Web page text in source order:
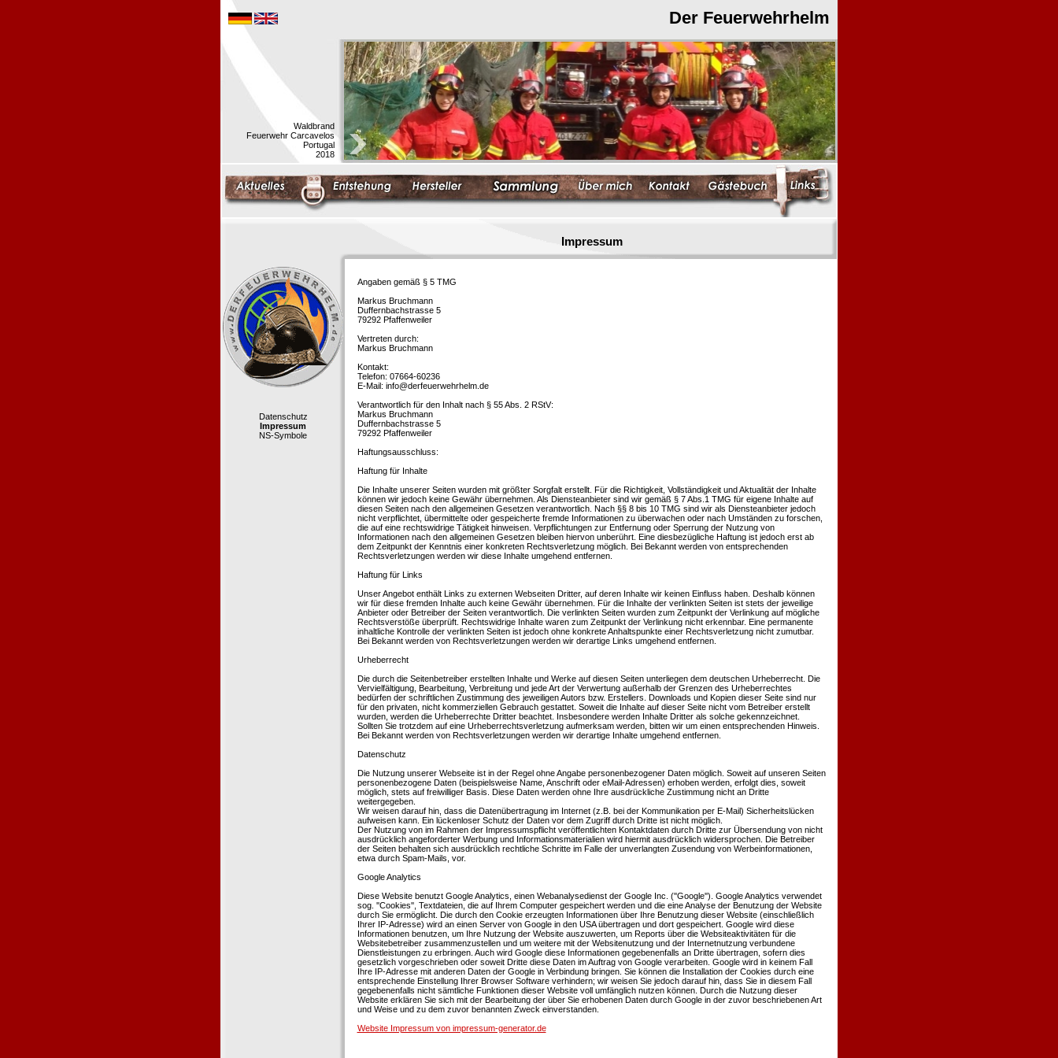
Der Feuerwehrhelm
Waldbrand
Feuerwehr Carcavelos
Portugal
2018
Impressum
Datenschutz
Impressum
NS-Symbole
Angaben gemäß § 5 TMG
Markus Bruchmann
Duffernbachstrasse 5
79292 Pfaffenweiler
Vertreten durch:
Markus Bruchmann
Kontakt:
Telefon: 07664-60236
E-Mail: info@derfeuerwehrhelm.de
Verantwortlich für den Inhalt nach § 55 Abs. 2 RStV:
Markus Bruchmann
Duffernbachstrasse 5
79292 Pfaffenweiler
Haftungsausschluss:
Haftung für Inhalte
Die Inhalte unserer Seiten wurden mit größter Sorgfalt erstellt. Für die Richtigkeit, Vollständigkeit und Aktualität der Inhalte
können wir jedoch keine Gewähr übernehmen. Als Diensteanbieter sind wir gemäß § 7 Abs.1 TMG für eigene Inhalte auf
diesen Seiten nach den allgemeinen Gesetzen verantwortlich. Nach §§ 8 bis 10 TMG sind wir als Diensteanbieter jedoch
nicht verpflichtet, übermittelte oder gespeicherte fremde Informationen zu überwachen oder nach Umständen zu forschen,
die auf eine rechtswidrige Tätigkeit hinweisen. Verpflichtungen zur Entfernung oder Sperrung der Nutzung von
Informationen nach den allgemeinen Gesetzen bleiben hiervon unberührt. Eine diesbezügliche Haftung ist jedoch erst ab
dem Zeitpunkt der Kenntnis einer konkreten Rechtsverletzung möglich. Bei Bekannt werden von entsprechenden
Rechtsverletzungen werden wir diese Inhalte umgehend entfernen.
Haftung für Links
Unser Angebot enthält Links zu externen Webseiten Dritter, auf deren Inhalte wir keinen Einfluss haben. Deshalb können
wir für diese fremden Inhalte auch keine Gewähr übernehmen. Für die Inhalte der verlinkten Seiten ist stets der jeweilige
Anbieter oder Betreiber der Seiten verantwortlich. Die verlinkten Seiten wurden zum Zeitpunkt der Verlinkung auf mögliche
Rechtsverstöße überprüft. Rechtswidrige Inhalte waren zum Zeitpunkt der Verlinkung nicht erkennbar. Eine permanente
inhaltliche Kontrolle der verlinkten Seiten ist jedoch ohne konkrete Anhaltspunkte einer Rechtsverletzung nicht zumutbar.
Bei Bekannt werden von Rechtsverletzungen werden wir derartige Links umgehend entfernen.
Urheberrecht
Die durch die Seitenbetreiber erstellten Inhalte und Werke auf diesen Seiten unterliegen dem deutschen Urheberrecht. Die
Vervielfältigung, Bearbeitung, Verbreitung und jede Art der Verwertung außerhalb der Grenzen des Urheberrechtes
bedürfen der schriftlichen Zustimmung des jeweiligen Autors bzw. Erstellers. Downloads und Kopien dieser Seite sind nur
für den privaten, nicht kommerziellen Gebrauch gestattet. Soweit die Inhalte auf dieser Seite nicht vom Betreiber erstellt
wurden, werden die Urheberrechte Dritter beachtet. Insbesondere werden Inhalte Dritter als solche gekennzeichnet.
Sollten Sie trotzdem auf eine Urheberrechtsverletzung aufmerksam werden, bitten wir um einen entsprechenden Hinweis.
Bei Bekannt werden von Rechtsverletzungen werden wir derartige Inhalte umgehend entfernen.
Datenschutz
Die Nutzung unserer Webseite ist in der Regel ohne Angabe personenbezogener Daten möglich. Soweit auf unseren Seiten
personenbezogene Daten (beispielsweise Name, Anschrift oder eMail-Adressen) erhoben werden, erfolgt dies, soweit
möglich, stets auf freiwilliger Basis. Diese Daten werden ohne Ihre ausdrückliche Zustimmung nicht an Dritte
weitergegeben.
Wir weisen darauf hin, dass die Datenübertragung im Internet (z.B. bei der Kommunikation per E-Mail) Sicherheitslücken
aufweisen kann. Ein lückenloser Schutz der Daten vor dem Zugriff durch Dritte ist nicht möglich.
Der Nutzung von im Rahmen der Impressumspflicht veröffentlichten Kontaktdaten durch Dritte zur Übersendung von nicht
ausdrücklich angeforderter Werbung und Informationsmaterialien wird hiermit ausdrücklich widersprochen. Die Betreiber
der Seiten behalten sich ausdrücklich rechtliche Schritte im Falle der unverlangten Zusendung von Werbeinformationen,
etwa durch Spam-Mails, vor.
Google Analytics
Diese Website benutzt Google Analytics, einen Webanalysedienst der Google Inc. (''Google''). Google Analytics verwendet
sog. ''Cookies'', Textdateien, die auf Ihrem Computer gespeichert werden und die eine Analyse der Benutzung der Website
durch Sie ermöglicht. Die durch den Cookie erzeugten Informationen über Ihre Benutzung dieser Website (einschließlich
Ihrer IP-Adresse) wird an einen Server von Google in den USA übertragen und dort gespeichert. Google wird diese
Informationen benutzen, um Ihre Nutzung der Website auszuwerten, um Reports über die Websiteaktivitäten für die
Websitebetreiber zusammenzustellen und um weitere mit der Websitenutzung und der Internetnutzung verbundene
Dienstleistungen zu erbringen. Auch wird Google diese Informationen gegebenenfalls an Dritte übertragen, sofern dies
gesetzlich vorgeschrieben oder soweit Dritte diese Daten im Auftrag von Google verarbeiten. Google wird in keinem Fall
Ihre IP-Adresse mit anderen Daten der Google in Verbindung bringen. Sie können die Installation der Cookies durch eine
entsprechende Einstellung Ihrer Browser Software verhindern; wir weisen Sie jedoch darauf hin, dass Sie in diesem Fall
gegebenenfalls nicht sämtliche Funktionen dieser Website voll umfänglich nutzen können. Durch die Nutzung dieser
Website erklären Sie sich mit der Bearbeitung der über Sie erhobenen Daten durch Google in der zuvor beschriebenen Art
und Weise und zu dem zuvor benannten Zweck einverstanden.
Website Impressum von impressum-generator.de